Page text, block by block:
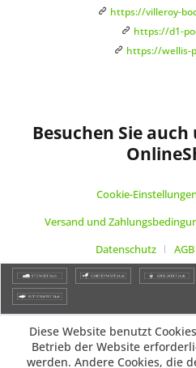
https://villeroy-
https://d1-
https://wellis-
Besuchen Sie
Cookie-Einstellungen
Versand und
Datenschutz
AGB
Diese Website benutzt
Betrieb der Website
werden. Andere Cookies, die